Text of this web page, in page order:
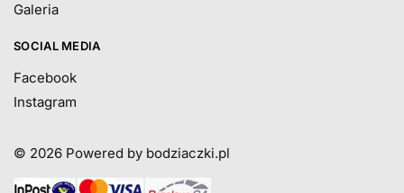
Galeria
SOCIAL MEDIA
Facebook
Instagram
© 2026 Powered by bodziaczki.pl